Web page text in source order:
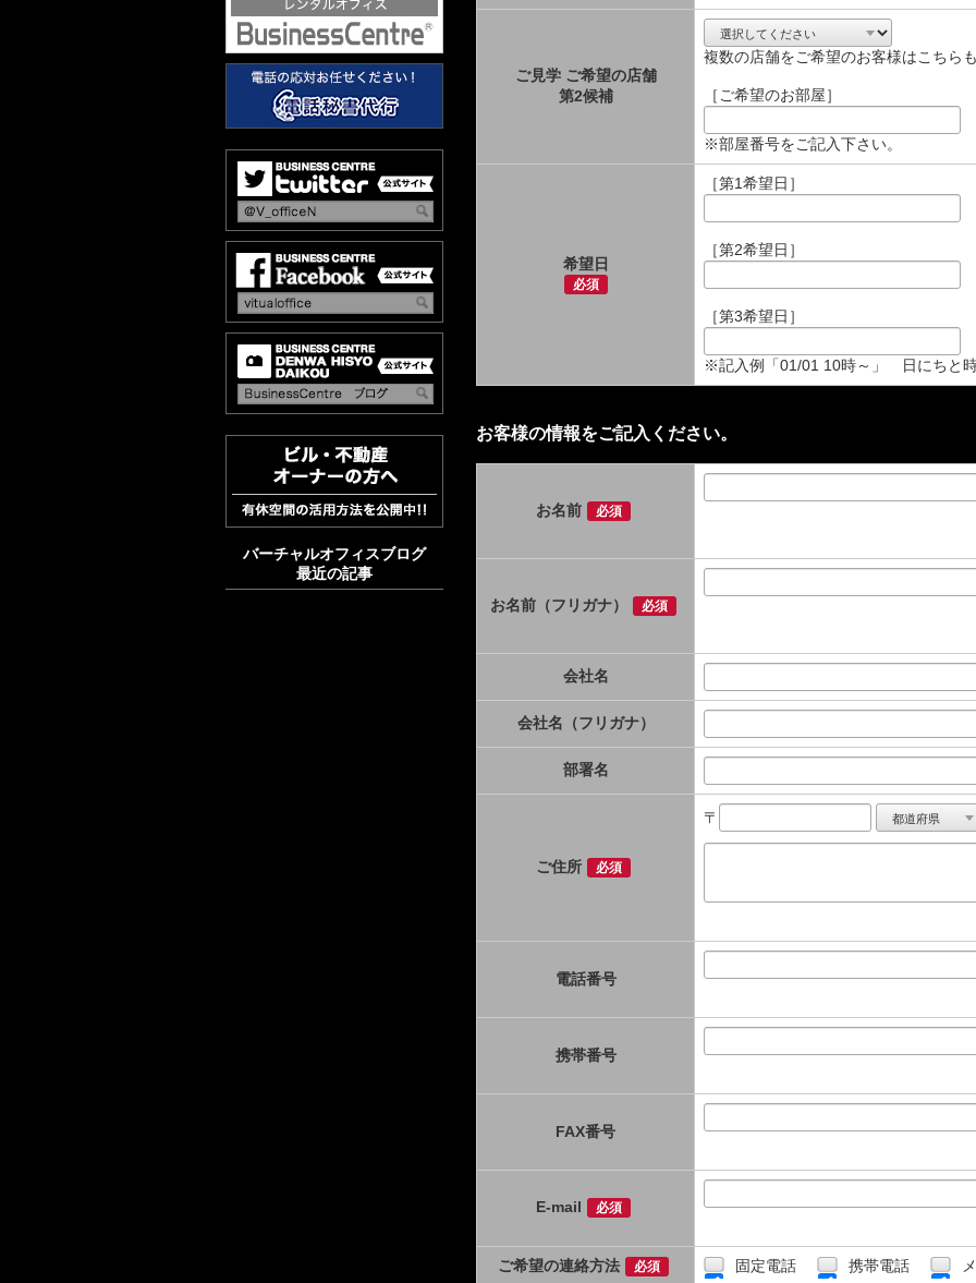
ご見学 ご希望の店舗
第2候補
複数の店舗をご希望のお客様はこちら
［ご希望のお部屋］
※部屋番号をご記入下さい。
希望日
必須
［第1希望日］
［第2希望日］
［第3希望日］
※記入例「01/01 10時～」 日にちと時
お客様の情報をご記入ください。
お名前 必須
お名前（フリガナ） 必須
会社名
会社名（フリガナ）
部署名
ご住所 必須
〒
電話番号
携帯番号
FAX番号
E-mail 必須
ご希望の連絡方法 必須 固定電話 携帯電話
バーチャルオフィスブログ
最近の記事